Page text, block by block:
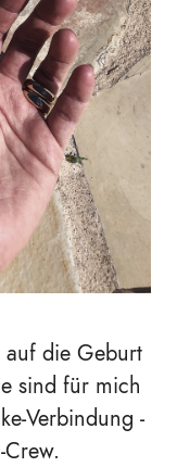
die Geburt
sind für mich
Verbindung -